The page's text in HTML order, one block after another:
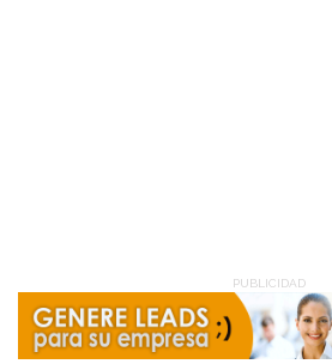
PUBLICIDAD